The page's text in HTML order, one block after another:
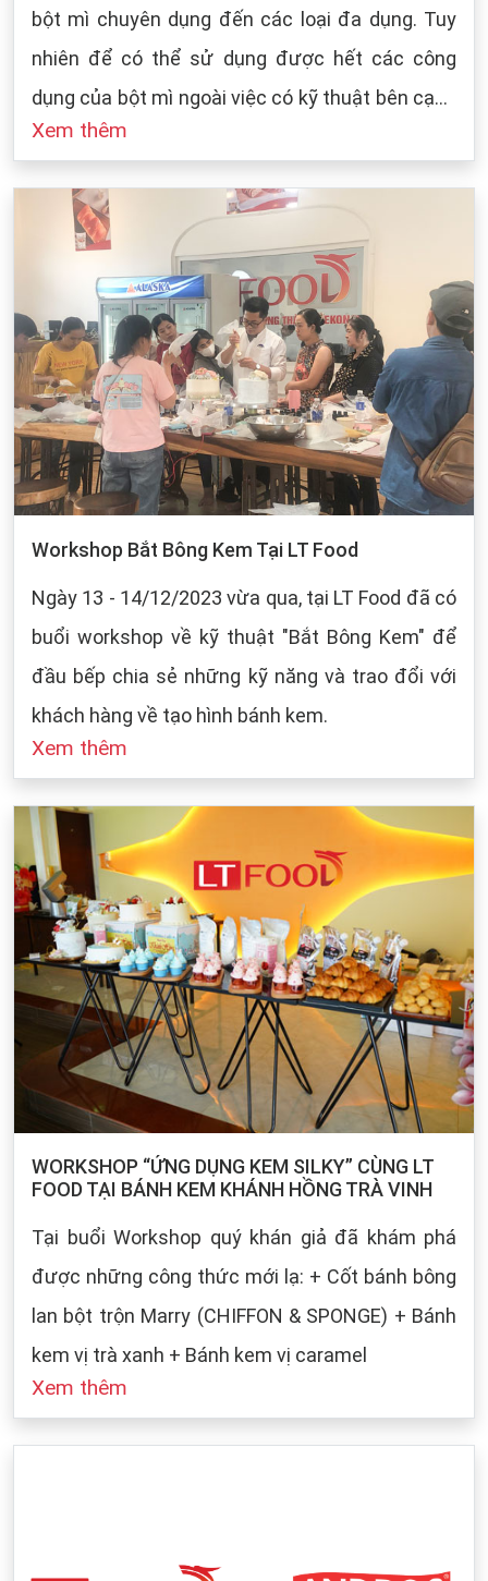
bột mì chuyên dụng đến các loại đa dụng. Tuy
nhiên để có thể sử dụng được hết các công
dụng của bột mì ngoài việc có kỹ thuật bên cạnh
đó cũng dựa vào sự bảo quản của chúng ta khi
cách bảo quản chung cho các loại bột mì:
Xem thêm
Workshop Bắt Bông Kem Tại LT Food
Ngày 13 - 14/12/2023 vừa qua, tại LT Food đã có
buổi workshop về kỹ thuật "Bắt Bông Kem" để
đầu bếp chia sẻ những kỹ năng và trao đổi với
khách hàng về tạo hình bánh kem.
Xem thêm
WORKSHOP “ỨNG DỤNG KEM SILKY” CÙNG LT
FOOD TẠI BÁNH KEM KHÁNH HỒNG TRÀ VINH
Tại buổi Workshop quý khán giả đã khám phá
được những công thức mới lạ: + Cốt bánh bông
lan bột trộn Marry (CHIFFON & SPONGE) + Bánh
kem vị trà xanh + Bánh kem vị caramel
Xem thêm